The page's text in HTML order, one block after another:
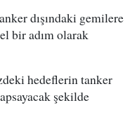
dışındaki gemilere
bir adım olarak
hedeflerin tanker
şekilde